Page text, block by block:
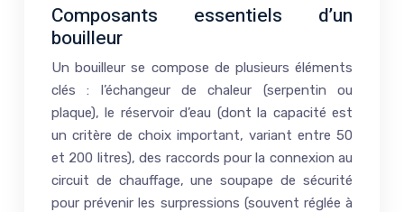
Composants essentiels d’un
bouilleur
Un bouilleur se compose de plusieurs éléments
clés : l’échangeur de chaleur (serpentin ou
plaque), le réservoir d’eau (dont la capacité est
un critère de choix important, variant entre 50
et 200 litres), des raccords pour la connexion au
circuit de chauffage, une soupape de sécurité
pour prévenir les surpressions (souvent réglée à